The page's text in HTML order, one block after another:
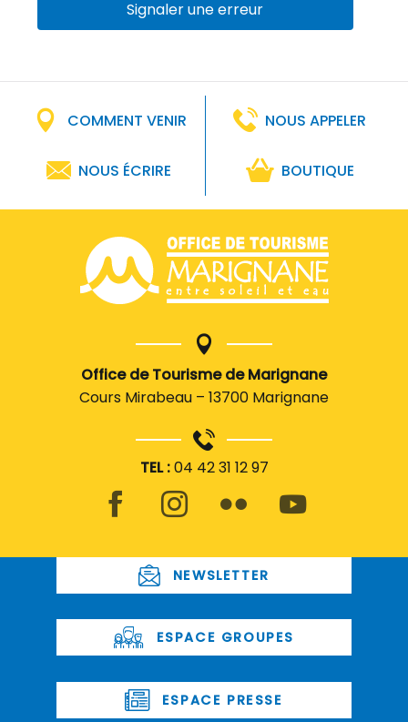
Signaler une erreur
COMMENT VENIR NOUS APPELER
NOUS ÉCRIRE BOUTIQUE
Office de Tourisme de Marignane
Cours Mirabeau – 13700 Marignane
TEL :04 42 31 12 97
NEWSLETTER
ESPACE GROUPES
ESPACE PRESSE